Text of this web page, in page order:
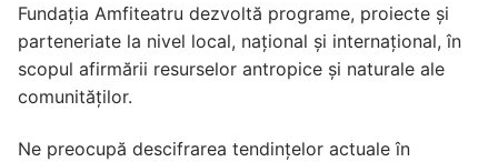
Fundația Amfiteatru dezvoltă programe, proiecte și
parteneriate la nivel local, național și internațional, în
scopul afirmării resurselor antropice și naturale ale
comunităților.
Ne preocupă descifrarea tendințelor actuale în